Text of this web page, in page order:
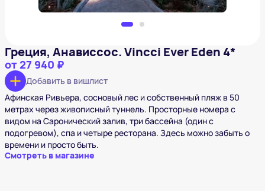
Греция, Анависсос. Vincci Ever Eden 4*
от 27 940 ₽
Добавить в вишлист
Афинская Ривьера, сосновый лес и собственный пляж в 50
метрах через живописный туннель. Просторные номера с
видом на Саронический залив, три бассейна (один с
подогревом), спа и четыре ресторана. Здесь можно забыть о
времени и просто быть.
Смотреть в магазине